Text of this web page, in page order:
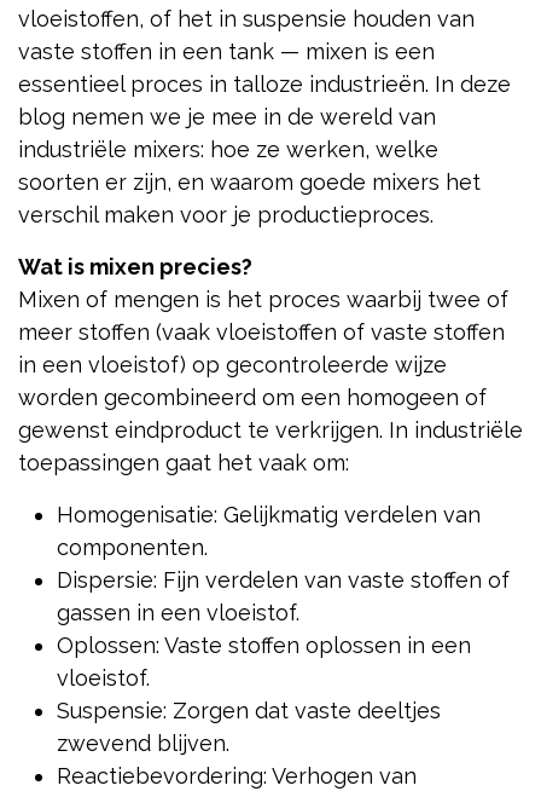
vloeistoffen, of het in suspensie houden van
vaste stoffen in een tank — mixen is een
essentieel proces in talloze industrieën. In deze
blog nemen we je mee in de wereld van
industriële mixers: hoe ze werken, welke
soorten er zijn, en waarom goede mixers het
verschil maken voor je productieproces.
Wat is mixen precies?
Mixen of mengen is het proces waarbij twee of
meer stoffen (vaak vloeistoffen of vaste stoffen
in een vloeistof) op gecontroleerde wijze
worden gecombineerd om een homogeen of
gewenst eindproduct te verkrijgen. In industriële
toepassingen gaat het vaak om:
Homogenisatie: Gelijkmatig verdelen van
componenten.
Dispersie: Fijn verdelen van vaste stoffen of
gassen in een vloeistof.
Oplossen: Vaste stoffen oplossen in een
vloeistof.
Suspensie: Zorgen dat vaste deeltjes
zwevend blijven.
Reactiebevordering: Verhogen van